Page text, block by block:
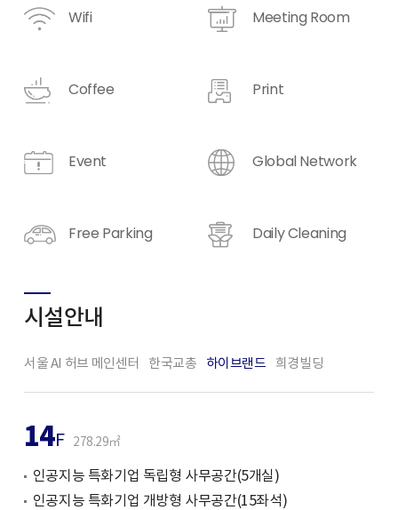
Wifi Meeting Room
Coffee Print
Event Global Network
Free Parking Daily Cleaning
시설안내
서울 AI 허브 메인센터 한국교총 하이브랜드 희경빌딩
14F 278.29㎡
인공지능 특화기업 독립형 사무공간(5개실)
인공지능 특화기업 개방형 사무공간(15좌석)